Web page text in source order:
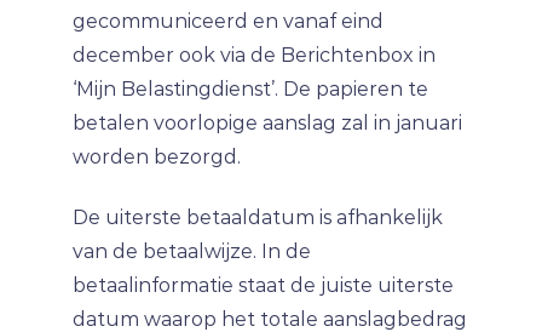
gecommuniceerd en vanaf eind
december ook via de Berichtenbox in
‘Mijn Belastingdienst’. De papieren te
betalen voorlopige aanslag zal in januari
worden bezorgd.
De uiterste betaaldatum is afhankelijk
van de betaalwijze. In de
betaalinformatie staat de juiste uiterste
datum waarop het totale aanslagbedrag